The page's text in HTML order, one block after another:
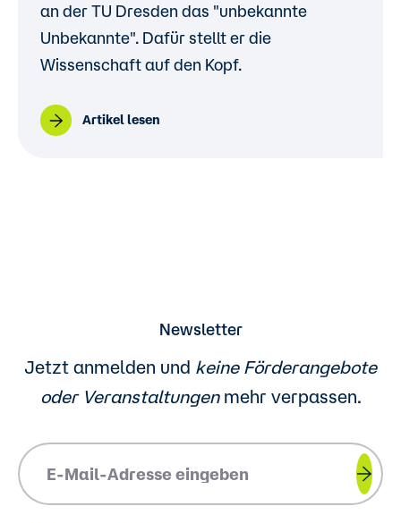
an der TU Dresden das "unbekannte
Unbekannte". Dafür stellt er die
Wissenschaft auf den Kopf.
Artikel lesen
Newsletter
Jetzt anmelden und keine Förderangebote
oder Veranstaltungen mehr verpassen.